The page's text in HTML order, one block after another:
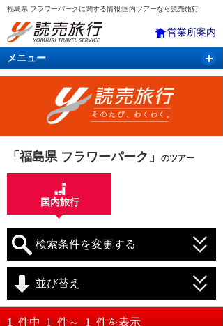
福島県 フラワーパークに関する情報|国内ツアーなら読売旅行
営業所案内
メニュー
国内旅行 バスツアー 海外旅行
「福島県 フラワーパーク」 のツアー
国内旅行
検索条件を変更する
並び替え
おすすめ順
1 件中 1 件～ 1 件を表示